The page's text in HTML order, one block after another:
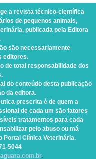
a revista técnico-científica
de pequenos animais,
publicada pela Editora
são necessariamente
editores.
de total responsabilidade dos
do conteúdo desta publicação
da editora.
prescrita é de quem a
de cada um são fatores
tratamentos para cada
pelo abuso ou má
Portal Clínica Veterinária.
5044
.